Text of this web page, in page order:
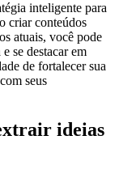
inteligente para
criar conteúdos
atuais, você pode
se destacar em
de fortalecer sua
seus
ideias